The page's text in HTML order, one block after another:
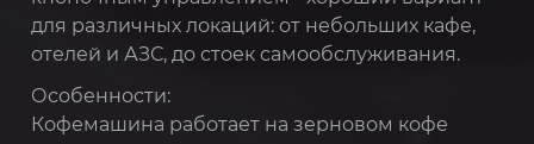
для различных локаций: от небольших кафе,
отелей и АЗС, до стоек самообслуживания.
Особенности:
Кофемашина работает на зерновом кофе